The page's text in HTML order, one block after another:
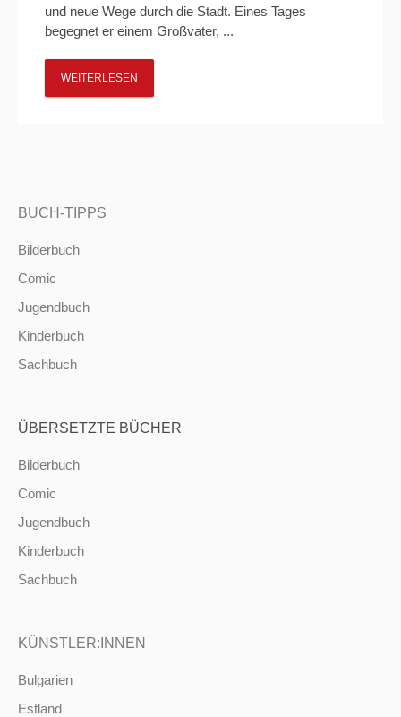
und neue Wege durch die Stadt. Eines Tages
begegnet er einem Großvater, ...
WEITERLESEN
BUCH-TIPPS
Bilderbuch
Comic
Jugendbuch
Kinderbuch
Sachbuch
ÜBERSETZTE BÜCHER
Bilderbuch
Comic
Jugendbuch
Kinderbuch
Sachbuch
KÜNSTLER:INNEN
Bulgarien
Estland